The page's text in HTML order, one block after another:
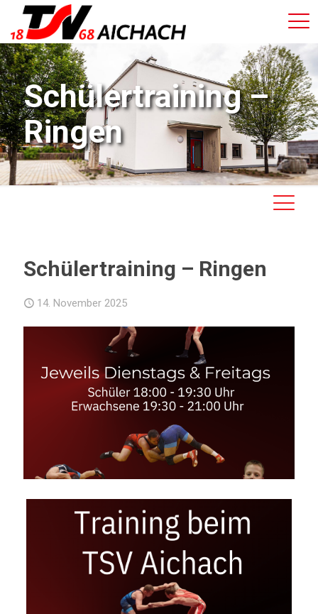
Schülertraining –
Ringen
Schülertraining – Ringen
14. November 2025